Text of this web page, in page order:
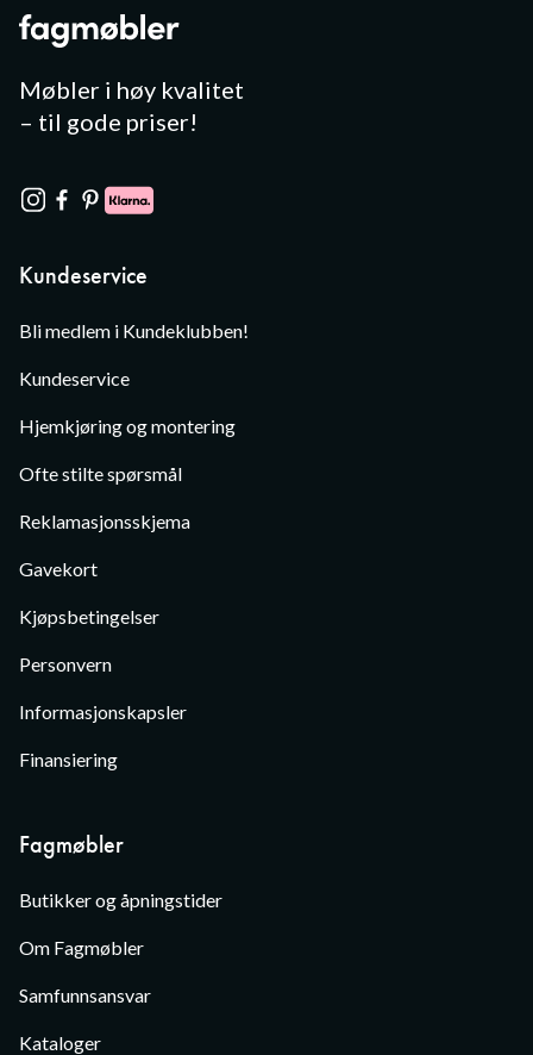
Møbler i høy kvalitet
– til gode priser!
Kundeservice
Bli medlem i Kundeklubben!
Kundeservice
Hjemkjøring og montering
Ofte stilte spørsmål
Reklamasjonsskjema
Gavekort
Kjøpsbetingelser
Personvern
Informasjonskapsler
Finansiering
Fagmøbler
Butikker og åpningstider
Om Fagmøbler
Samfunnsansvar
Kataloger